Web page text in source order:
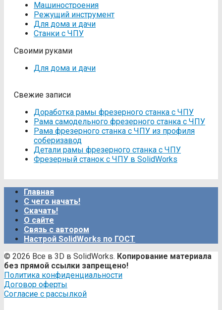
Машиностроения
Режущий инструмент
Для дома и дачи
Станки с ЧПУ
Своими руками
Для дома и дачи
Свежие записи
Доработка рамы фрезерного станка с ЧПУ
Рама самодельного фрезерного станка с ЧПУ
Рама фрезерного станка c ЧПУ из профиля
соберизавод
Детали рамы фрезерного станка с ЧПУ
Фрезерный станок с ЧПУ в SolidWorks
Главная
С чего начать!
Скачать!
О сайте
Связь с автором
Настрой SolidWorks по ГОСТ
© 2026 Все в 3D в SolidWorks. Копирование материала
без прямой ссылки запрещено!
Политика конфиденциальности
Договор оферты
Согласие с рассылкой